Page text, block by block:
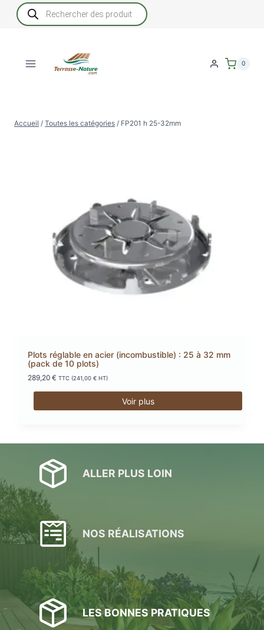
Recherche
de
produits
0
Accueil / Toutes les catégories / FP201 h 25-32mm
Plots réglable en acier (incombustible) : 25 à 32 mm
(pack de 10 plots)
289,20 € TTC (241,00 € HT)
Voir plus
ALLER PLUS LOIN
NOS RÉALISATIONS
LES BONNES PRATIQUES